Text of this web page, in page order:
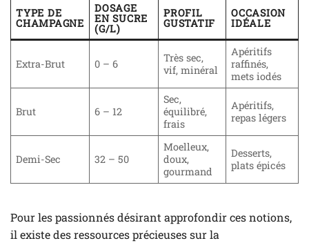
TYPE DE
CHAMPAGNE
DOSAGE
EN SUCRE
(G/L)
PROFIL
GUSTATIF
OCCASION
IDÉALE
Extra-Brut 0 – 6
Très sec,
vif, minéral
Apéritifs
raffinés,
mets iodés
Brut 6 – 12
Sec,
équilibré,
frais
Apéritifs,
repas légers
Demi-Sec 32 – 50
Moelleux,
doux,
gourmand
Desserts,
plats épicés
Pour les passionnés désirant approfondir ces notions,
il existe des ressources précieuses sur la